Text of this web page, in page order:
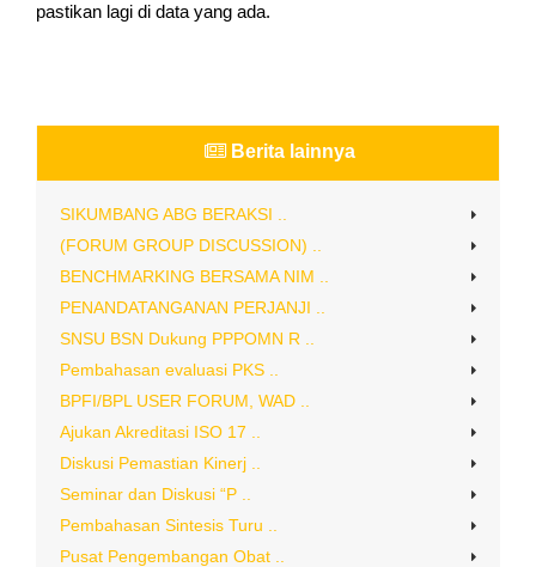
pastikan lagi di data yang ada.
Berita lainnya
SIKUMBANG ABG BERAKSI ..
(FORUM GROUP DISCUSSION) ..
BENCHMARKING BERSAMA NIM ..
PENANDATANGANAN PERJANJI ..
SNSU BSN Dukung PPPOMN R ..
Pembahasan evaluasi PKS ..
BPFI/BPL USER FORUM, WAD ..
Ajukan Akreditasi ISO 17 ..
Diskusi Pemastian Kinerj ..
Seminar dan Diskusi “P ..
Pembahasan Sintesis Turu ..
Pusat Pengembangan Obat ..